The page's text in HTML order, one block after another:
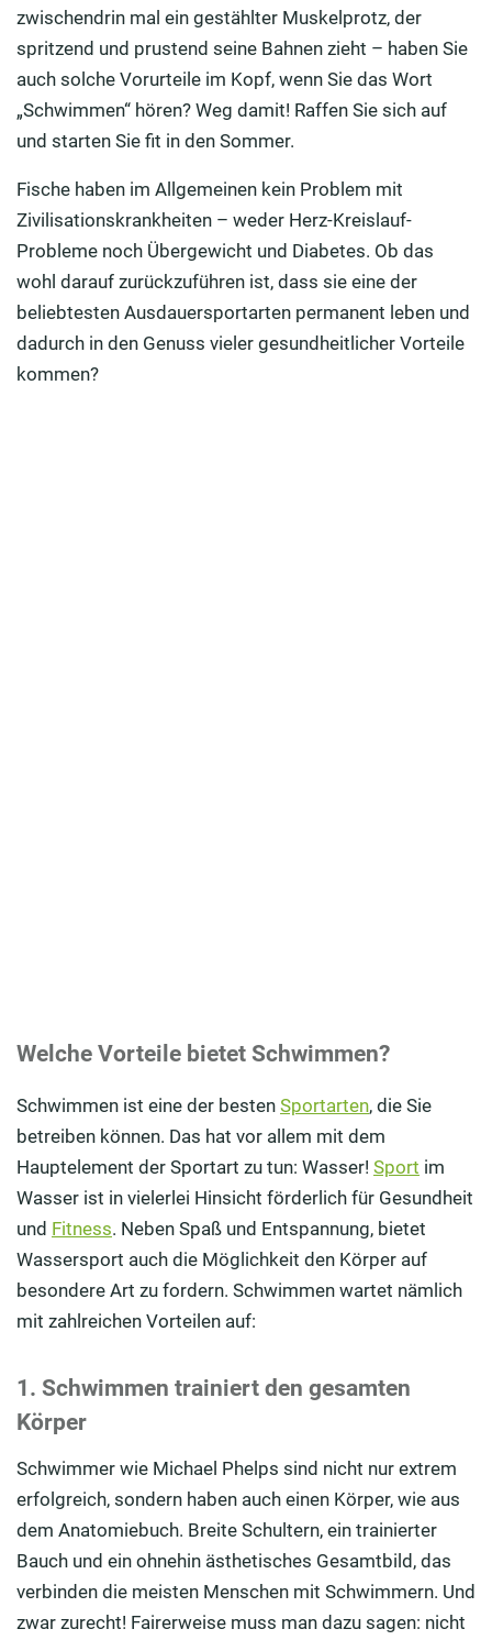
Schützt Schwimmen das Herz?
Schwimmen nutzt die Vorteile des Wassers
Kraul, Rücken oder Brust – Welcher Schwimmstil ist
der richtige?
Brustschwimmen: So Machen Sie’s richtig
Kraul: Die effektivste Schwimmtechnik
Bringen Sie mit mehreren Techniken Abwechslung in
Ihr Training
zwischendrin mal ein gestählter Muskelprotz, der
spritzend und prustend seine Bahnen zieht – haben Sie
auch solche Vorurteile im Kopf, wenn Sie das Wort
„Schwimmen“ hören? Weg damit! Raffen Sie sich auf
und starten Sie fit in den Sommer.
Fische haben im Allgemeinen kein Problem mit
Zivilisationskrankheiten – weder Herz-Kreislauf-
Probleme noch Übergewicht und Diabetes. Ob das
wohl darauf zurückzuführen ist, dass sie eine der
beliebtesten Ausdauersportarten permanent leben und
dadurch in den Genuss vieler gesundheitlicher Vorteile
kommen?
Welche Vorteile bietet Schwimmen?
Schwimmen ist eine der besten Sportarten, die Sie
betreiben können. Das hat vor allem mit dem
Hauptelement der Sportart zu tun: Wasser! Sport im
Wasser ist in vielerlei Hinsicht förderlich für Gesundheit
und Fitness. Neben Spaß und Entspannung, bietet
Wassersport auch die Möglichkeit den Körper auf
besondere Art zu fordern. Schwimmen wartet nämlich
mit zahlreichen Vorteilen auf:
1. Schwimmen trainiert den gesamten
Körper
Schwimmer wie Michael Phelps sind nicht nur extrem
erfolgreich, sondern haben auch einen Körper, wie aus
dem Anatomiebuch. Breite Schultern, ein trainierter
Bauch und ein ohnehin ästhetisches Gesamtbild, das
verbinden die meisten Menschen mit Schwimmern. Und
zwar zurecht! Fairerweise muss man dazu sagen: nicht